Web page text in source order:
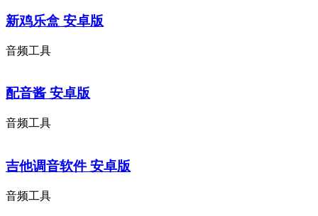
新鸡乐盒 安卓版
音频工具
配音酱 安卓版
音频工具
吉他调音软件 安卓版
音频工具